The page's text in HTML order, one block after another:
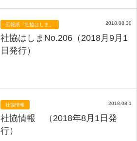
広報紙「社協はしま」 2018.08.30
社協はしまNo.206（2018月9月1
日発行）
社協情報 2018.08.1
社協情報 （2018年8月1日発
行）